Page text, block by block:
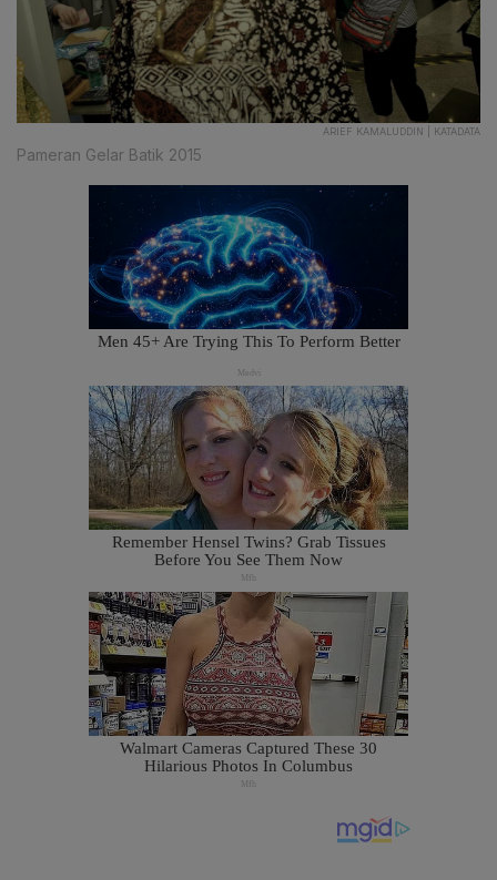
ARIEF KAMALUDDIN | KATADATA
Pameran Gelar Batik 2015